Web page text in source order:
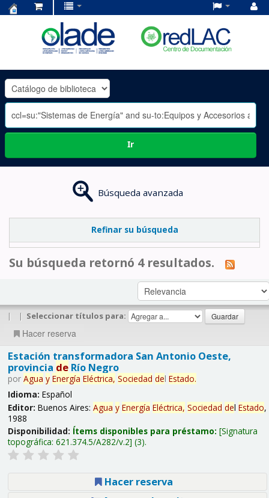
OLADE
-
Ir
Búsqueda avanzada
Refinar su búsqueda
Su búsqueda retornó 4 resultados.
| | Seleccionar títulos para:
Hacer reserva
Estación transformadora San Antonio Oeste,
provincia deRío Negro
por Agua y Energía Eléctrica, Sociedad del Estado.
Idioma: Español
Editor: Buenos Aires: Agua y Energía Eléctrica, Sociedad del Estado,
1988
Disponibilidad: Ítems disponibles para préstamo: Signatura
topográfica: 621.374.5/A282/v.2 (3).
Hacer reserva